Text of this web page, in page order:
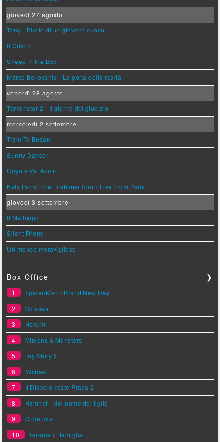
giovedì 27 agosto
Tony - Diario di un giovane cuoco
Il Cileno
Sheep in the Box
Marco Bellocchio - La porta della realtà
venerdì 28 agosto
Terminator 2 - Il giorno del giudizio
mercoledì 2 settembre
Train To Busan
Sunny Dancer
Coyote Vs. Acme
Katy Perry: The Lifetimes Tour - Live From Paris
giovedì 3 settembre
Il Malloppo
Silent Friend
Un mondo meraviglioso
Box Office ❯
1
Spider-Man - Brand New Day
2
Odissea
3
Hokum
4
Minions & Monsters
5
Toy Story 5
6
Michael
7
Il Diavolo veste Prada 2
8
Hamnet - Nel nome del figlio
9
Gioia mia
10
Terapia di famiglia